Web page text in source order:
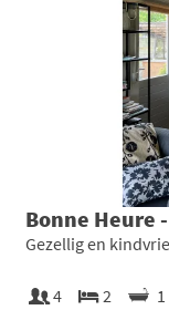
Bonne Heure
Gezellig en
4 2
1